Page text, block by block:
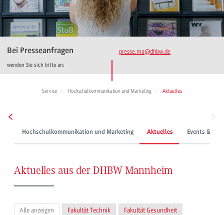
Bei Presseanfragen
wenden Sie sich bitte an:
presse.ma@dhbw.de
Service Hochschulkommunikation und Marketing Aktuelles
Hochschulkommunikation und Marketing Aktuelles Events &
Aktuelles aus der DHBW Mannheim
Alle anzeigen Fakultät Technik Fakultät Gesundheit